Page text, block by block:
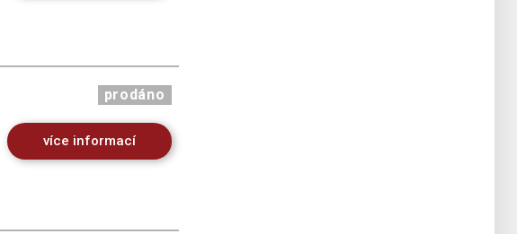
prodáno
více informací